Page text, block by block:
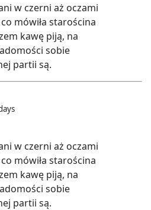
w czerni aż oczami
mówiła starościna
kawę piją, na
sobie
partii są.
w czerni aż oczami
mówiła starościna
kawę piją, na
sobie
partii są.